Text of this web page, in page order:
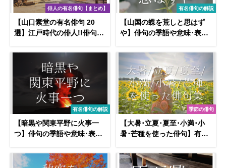
俳人の有名俳句【まとめ】
【山口素堂の有名俳句 20
選】江戸時代の俳人!!俳句の
など)を紹介！
有名俳句の解説
【山国の蝶を荒しと思はず
や】俳句の季語や意味･表現
説!!
有名俳句の解説
【暗黒や関東平野に火事一
つ】俳句の季語や意味･表現
説!!
季節の俳句
【大暑･立夏･夏至･小満･小
暑･芒種を使った俳句】有名
介！